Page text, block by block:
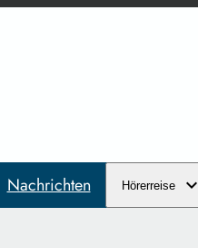
Nachrichten Hörerreise